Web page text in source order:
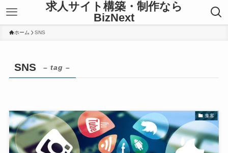
求人サイト構築・制作なら
BizNext
ホーム SNS
SNS – tag –
集客